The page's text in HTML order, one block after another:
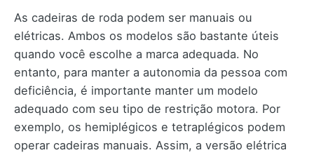
As cadeiras de roda podem ser manuais ou
elétricas. Ambos os modelos são bastante úteis
quando você escolhe a marca adequada. No
entanto, para manter a autonomia da pessoa com
deficiência, é importante manter um modelo
adequado com seu tipo de restrição motora. Por
exemplo, os hemiplégicos e tetraplégicos podem
operar cadeiras manuais. Assim, a versão elétrica